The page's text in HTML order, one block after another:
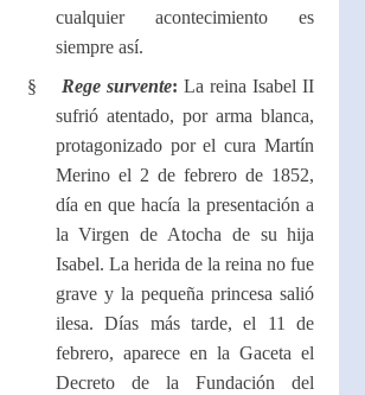
cualquier acontecimiento es
siempre así.
§
Rege survente:La reina Isabel II
sufrió atentado, por arma blanca,
protagonizado por el cura Martín
Merino el 2 de febrero de 1852,
día en que hacía la presentación a
la Virgen de Atocha de su hija
Isabel. La herida de la reina no fue
grave y la pequeña princesa salió
ilesa. Días más tarde, el 11 de
febrero, aparece en la Gaceta el
Decreto de la Fundación del